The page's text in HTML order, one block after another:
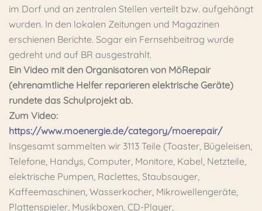
im Dorf und an zentralen Stellen verteilt bzw. aufgehängt
wurden. In den lokalen Zeitungen und Magazinen
erschienen Berichte. Sogar ein Fernsehbeitrag wurde
gedreht und auf BR ausgestrahlt.
Ein Video mit den Organisatoren von MöRepair
(ehrenamtliche Helfer reparieren elektrische Geräte)
rundete das Schulprojekt ab.
Zum Video:
https://www.moenergie.de/category/moerepair/
Insgesamt sammelten wir 3113 Teile (Toaster, Bügeleisen,
Telefone, Handys, Computer, Monitore, Kabel, Netzteile,
elektrische Pumpen, Raclettes, Staubsauger,
Kaffeemaschinen, Wasserkocher, Mikrowellengeräte,
Plattenspieler, Musikboxen, CD-Player,